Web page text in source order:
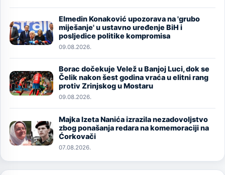
Image
Elmedin Konaković upozorava na 'grubo
miješanje' u ustavno uređenje BiH i
posljedice politike kompromisa
09.08.2026.
Image
Borac dočekuje Velež u Banjoj Luci, dok se
Čelik nakon šest godina vraća u elitni rang
protiv Zrinjskog u Mostaru
09.08.2026.
Image
Majka Izeta Nanića izrazila nezadovoljstvo
zbog ponašanja redara na komemoraciji na
Ćorkovači
07.08.2026.